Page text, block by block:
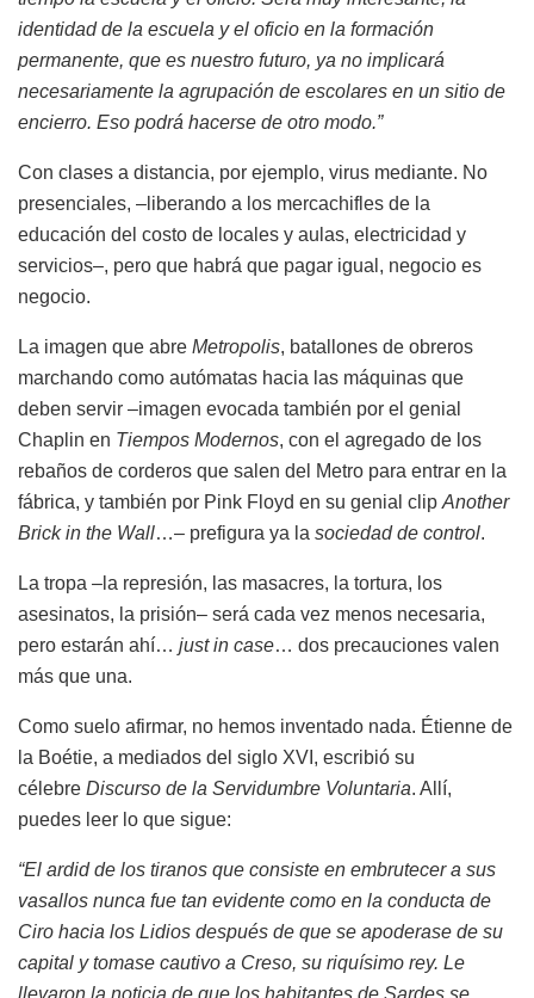
identidad de la escuela y el oficio en la formación
permanente, que es nuestro futuro, ya no implicará
necesariamente la agrupación de escolares en un sitio de
encierro. Eso podrá hacerse de otro modo.”
Con clases a distancia, por ejemplo, virus mediante. No
presenciales, –liberando a los mercachifles de la
educación del costo de locales y aulas, electricidad y
servicios–, pero que habrá que pagar igual, negocio es
negocio.
La imagen que abre Metropolis, batallones de obreros
marchando como autómatas hacia las máquinas que
deben servir –imagen evocada también por el genial
Chaplin en Tiempos Modernos, con el agregado de los
rebaños de corderos que salen del Metro para entrar en la
fábrica, y también por Pink Floyd en su genial clip Another
Brick in the Wall…– prefigura ya la sociedad de control.
La tropa –la represión, las masacres, la tortura, los
asesinatos, la prisión– será cada vez menos necesaria,
pero estarán ahí… just in case… dos precauciones valen
más que una.
Como suelo afirmar, no hemos inventado nada. Étienne de
la Boétie, a mediados del siglo XVI, escribió su
célebre Discurso de la Servidumbre Voluntaria. Allí,
puedes leer lo que sigue:
“El ardid de los tiranos que consiste en embrutecer a sus
vasallos nunca fue tan evidente como en la conducta de
Ciro hacia los Lidios después de que se apoderase de su
capital y tomase cautivo a Creso, su riquísimo rey. Le
llevaron la noticia de que los habitantes de Sardes se